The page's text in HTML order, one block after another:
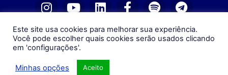
Alegre - RS
Este site usa cookies para melhorar sua experiência.
Você pode escolher quais cookies serão usados clicando
em 'configurações'.
Minhas opções Aceito